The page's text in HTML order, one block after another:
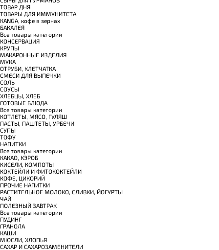
TОВАР ДНЯ
TОВАРЫ ДЛЯ ИММУНИТЕТА
КANGA, кофе в зернах
БАКАЛЕЯ
Все товары категории
КОНСЕРВАЦИЯ
КРУПЫ
МАКАРОННЫЕ ИЗДЕЛИЯ
МУКА
ОТРУБИ, КЛЕТЧАТКА
СМЕСИ ДЛЯ ВЫПЕЧКИ
СОЛЬ
СОУСЫ
ХЛЕБЦЫ, ХЛЕБ
ГОТОВЫЕ БЛЮДА
Все товары категории
КОТЛЕТЫ, МЯСО, ГУЛЯШ
ПАСТЫ, ПАШТЕТЫ, УРБЕЧИ
СУПЫ
ТОФУ
НАПИТКИ
Все товары категории
КАКАО, КЭРОБ
КИСЕЛИ, КОМПОТЫ
КОКТЕЙЛИ И ФИТОКОКТЕЙЛИ
КОФЕ, ЦИКОРИЙ
ПРОЧИЕ НАПИТКИ
РАСТИТЕЛЬНОЕ МОЛОКО, СЛИВКИ, ЙОГУРТЫ
ЧАЙ
ПОЛЕЗНЫЙ ЗАВТРАК
Все товары категории
ПУДИНГ
ГРАНОЛА
КАШИ
МЮСЛИ, ХЛОПЬЯ
САХАР И САХАРОЗАМЕНИТЕЛИ